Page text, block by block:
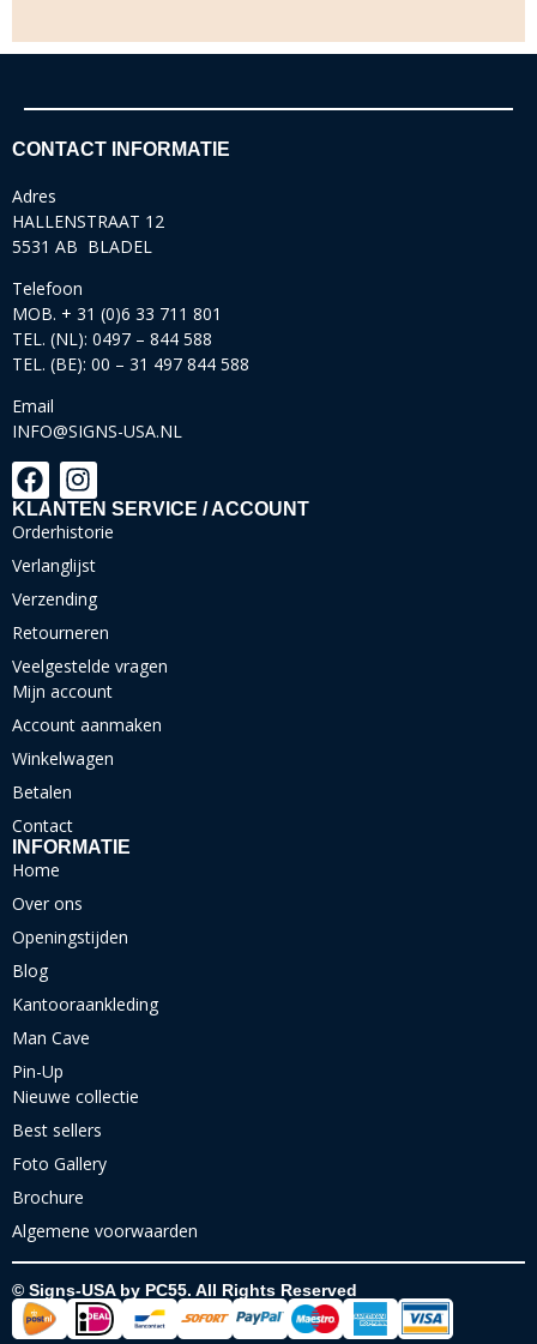
CONTACT INFORMATIE
Adres
HALLENSTRAAT 12
5531 AB BLADEL
Telefoon
MOB. + 31 (0)6 33 711 801
TEL. (NL): 0497 – 844 588
TEL. (BE): 00 – 31 497 844 588
Email
INFO@SIGNS-USA.NL
KLANTEN SERVICE / ACCOUNT
Orderhistorie
Verlanglijst
Verzending
Retourneren
Veelgestelde vragen
Mijn account
Account aanmaken
Winkelwagen
Betalen
Contact
INFORMATIE
Home
Over ons
Openingstijden
Blog
Kantooraankleding
Man Cave
Pin-Up
Nieuwe collectie
Best sellers
Foto Gallery
Brochure
Algemene voorwaarden
© Signs-USA by PC55. All Rights Reserved